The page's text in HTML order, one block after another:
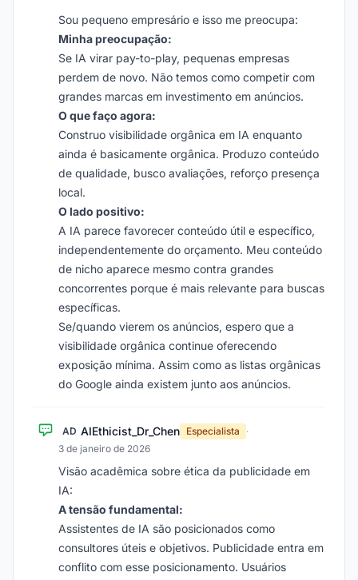
Sou pequeno empresário e isso me preocupa:
Minha preocupação:
Se IA virar pay-to-play, pequenas empresas
perdem de novo. Não temos como competir com
grandes marcas em investimento em anúncios.
O que faço agora:
Construo visibilidade orgânica em IA enquanto
ainda é basicamente orgânica. Produzo conteúdo
de qualidade, busco avaliações, reforço presença
local.
O lado positivo:
A IA parece favorecer conteúdo útil e específico,
independentemente do orçamento. Meu conteúdo
de nicho aparece mesmo contra grandes
concorrentes porque é mais relevante para buscas
específicas.
Se/quando vierem os anúncios, espero que a
visibilidade orgânica continue oferecendo
exposição mínima. Assim como as listas orgânicas
do Google ainda existem junto aos anúncios.
AD AIEthicist_Dr_Chen Especialista
·
3 de janeiro de 2026
Visão acadêmica sobre ética da publicidade em
IA:
A tensão fundamental:
Assistentes de IA são posicionados como
consultores úteis e objetivos. Publicidade entra em
conflito com esse posicionamento. Usuários